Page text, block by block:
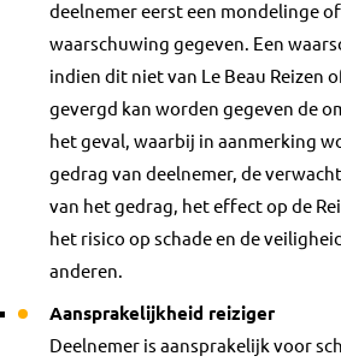
deelnemer eerst een mondelinge
waarschuwing gegeven. Een
indien dit niet van Le Beau Reizen
gevergd kan worden gegeven de
het geval, waarbij in aanmerking
gedrag van deelnemer, de
van het gedrag, het effect op de
het risico op schade en de
anderen.
Aansprakelijkheid reiziger
Deelnemer is aansprakelijk voor